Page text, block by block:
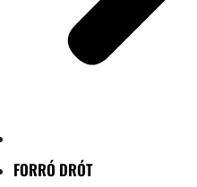
FORRÓ DRÓT